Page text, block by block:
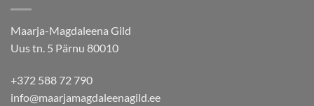
Maarja-Magdaleena Gild
Uus tn. 5 Pärnu 80010
+372 588 72 790
info@maarjamagdaleenagild.ee